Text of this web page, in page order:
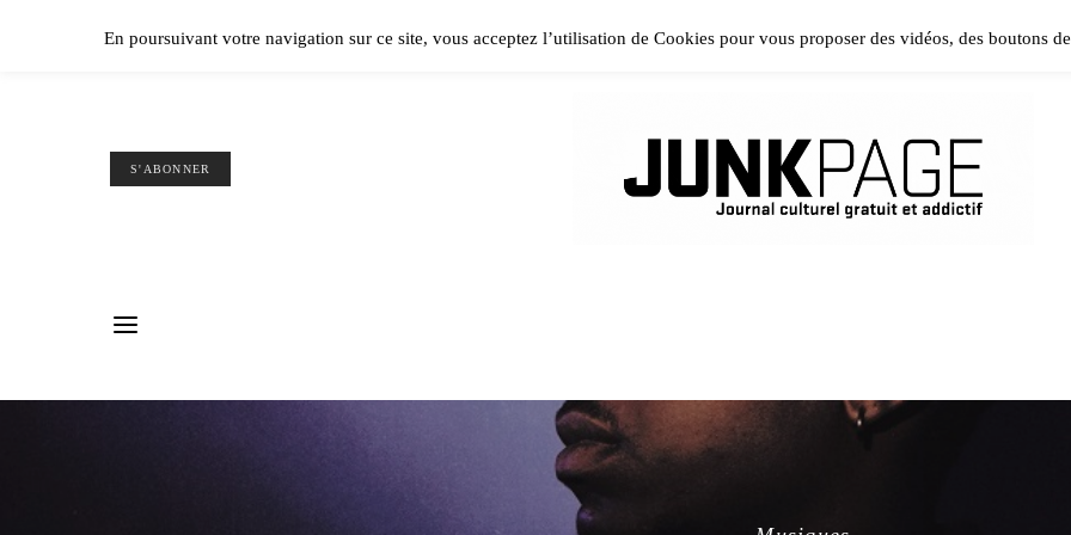
Please install and activate Powerkit plugin from Appearance →
S'ABONNER
En poursuivant votre navigation sur ce site, vous acceptez l’utilisation de Cookies pour vous proposer des vidéos, des boutons